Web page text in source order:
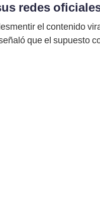
redes
el contenido
que el supuesto